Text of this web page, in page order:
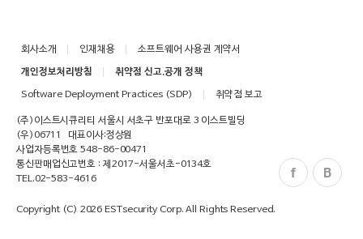
회사소개 인재채용
소프트웨어 사용권 계약서
개인정보처리방침
취약점 신고.공개 정책
Software Deployment Practices (SDP)
취약점 보고
(주)이스트시큐리티 서울시 서초구 반포대로 3 이스트빌딩
(우)06711
대표이사:정상원
사업자등록번호 548-86-00471
통신판매업신고번호 : 제2017-서울서초-0134호
TEL.02-583-4616
Copyright (C) 2026 ESTsecurity Corp. All Rights Reserved.